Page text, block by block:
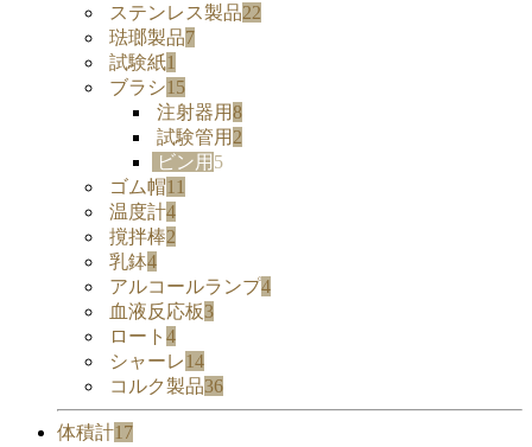
ステンレス製品22
琺瑯製品7
試験紙1
ブラシ15
注射器用8
試験管用 2
ビン用 5
ゴム帽11
温度計4
撹拌棒2
乳鉢4
アルコールランプ4
血液反応板3
ロート 4
シャーレ 14
コルク製品36
体積計17